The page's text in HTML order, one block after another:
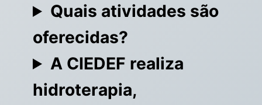
Quais atividades são
oferecidas?
A CIEDEF realiza
hidroterapia,